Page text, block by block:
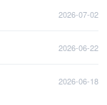
2026-07-02
2026-06-22
2026-06-18